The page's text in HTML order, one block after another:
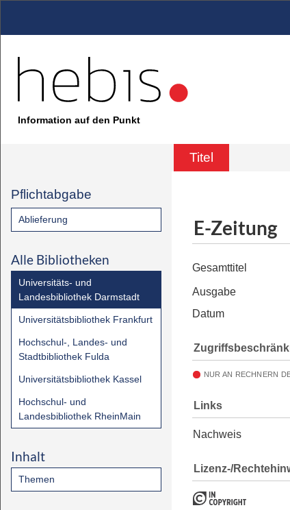
Information auf den Punkt
Titel
Pflichtabgabe
Ablieferung
Alle Bibliotheken
Universitäts- und
Landesbibliothek Darmstadt
Universitätsbibliothek Frankfurt
Hochschul-, Landes- und
Stadtbibliothek Fulda
Universitätsbibliothek Kassel
Hochschul- und
Landesbibliothek RheinMain
Inhalt
Themen
E-Zeitung
Gesamttitel
Ausgabe
Datum
NUR AN RECHNERN
Links
Nachweis
Lizenz-/